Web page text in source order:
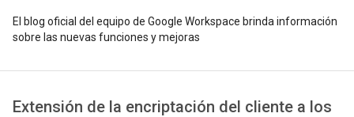
El blog oficial del equipo de Google Workspace brinda información
sobre las nuevas funciones y mejoras
Extensión de la encriptación del cliente a los